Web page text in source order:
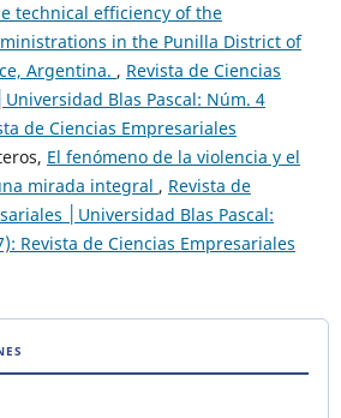
technical efficiency of the
in the Punilla District of
Argentina. , Revista de Ciencias
Blas Pascal: Núm. 4
de Ciencias Empresariales
El fenómeno de la violencia y el
mirada integral , Revista de
│Universidad Blas Pascal:
Revista de Ciencias Empresariales